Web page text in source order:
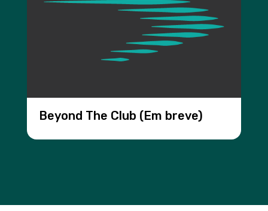
Beyond The Club (Em breve)